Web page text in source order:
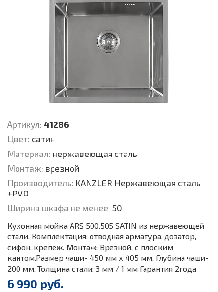
Артикул: 41286
Цвет: cатин
Материал: нержавеющая сталь
Монтаж: врезной
Производитель: KANZLER Нержавеющая сталь
+PVD
Ширина шкафа не менее: 50
Кухонная мойка ARS 500.505 SATIN из нержавеющей
стали, Комплектация: отводная арматура, дозатор,
сифон, крепеж. Монтаж: Врезной, с плоским
кантом.Размер чаши- 450 мм х 405 мм. Глубина чаши-
200 мм. Толщина стали: 3 мм / 1 мм Гарантия 2года
6 990 руб.